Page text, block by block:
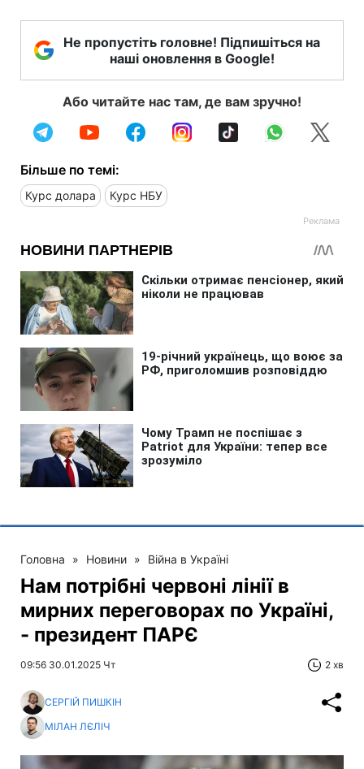
Не пропустіть головне! Підпишіться на
наші оновлення в Google!
Або читайте нас там, де вам зручно!
Більше по темі:
Курс долара Курс НБУ
Головна » Новини » Війна в Україні
Нам потрібні червоні лінії в
мирних переговорах по Україні,
- президент ПАРЄ
09:56 30.01.2025 Чт 2 хв
СЕРГІЙ ПИШКІН
МІЛАН ЛЄЛІЧ